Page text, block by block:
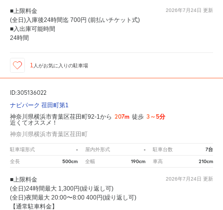
2026年7月24日 更新
■上限料金
(全日)入庫後24時間迄 700円 (前払いチケット式)
■入出庫可能時間
24時間
1 人がお気に入りの駐車場
ID:305136022
ナビパーク 荏田町第1
神奈川県横浜市青葉区荏田町92-1から 207m 徒歩 3～5分
近くてオススメ！
神奈川県横浜市青葉区荏田町
駐車場形式 - 屋内外形式 - 駐車台数 7台
全長 500cm 全幅 190cm 車高 210cm
2026年7月24日 更新
■上限料金
(全日)24時間最大 1,300円(繰り返し可)
(全日)夜間最大 20:00〜8:00 400円(繰り返し可)
【通常駐車料金】